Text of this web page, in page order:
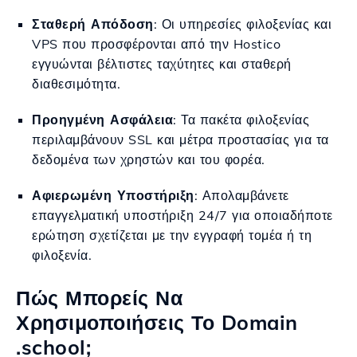
Σταθερή Απόδοση: Οι υπηρεσίες φιλοξενίας και
VPS που προσφέρονται από την Hostico
εγγυώνται βέλτιστες ταχύτητες και σταθερή
διαθεσιμότητα.
Προηγμένη Ασφάλεια: Τα πακέτα φιλοξενίας
περιλαμβάνουν SSL και μέτρα προστασίας για τα
δεδομένα των χρηστών και του φορέα.
Αφιερωμένη Υποστήριξη: Απολαμβάνετε
επαγγελματική υποστήριξη 24/7 για οποιαδήποτε
ερώτηση σχετίζεται με την εγγραφή τομέα ή τη
φιλοξενία.
Πώς Μπορείς Να
Χρησιμοποιήσεις Το Domain
.school;